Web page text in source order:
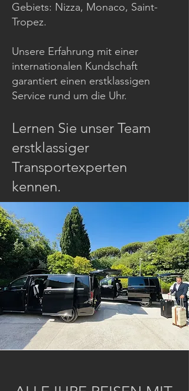
Gebiets: Nizza, Monaco, Saint-
Tropez.
Unsere Erfahrung mit einer
internationalen Kundschaft
garantiert einen erstklassigen
Service rund um die Uhr.
Lernen Sie unser Team
erstklassiger
Transportexperten
kennen.